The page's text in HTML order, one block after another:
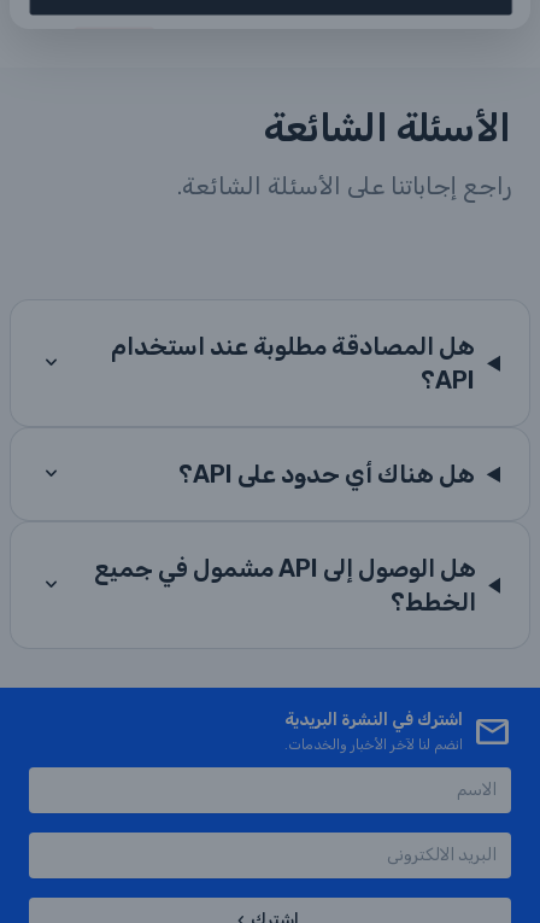
هل المصادقة مطلوبة عند استخدام
API؟
هل هناك أي حدود على API؟
هل الوصول إلى API مشمول في جميع
الخطط؟
الأسئلة الشائعة
راجع إجاباتنا على الأسئلة الشائعة.
اشترك في النشرة البريدية
انضم لنا لآخر الأخبار والخدمات.